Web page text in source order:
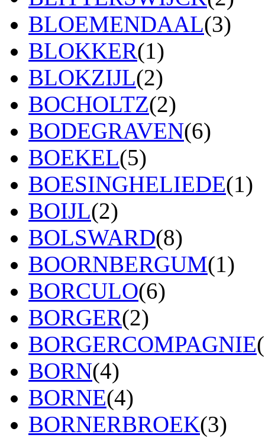
BLOEMENDAAL(3)
BLOKKER(1)
BLOKZIJL(2)
BOCHOLTZ(2)
BODEGRAVEN(6)
BOEKEL(5)
BOESINGHELIEDE(1)
BOIJL(2)
BOLSWARD(8)
BOORNBERGUM(1)
BORCULO(6)
BORGER(2)
BORGERCOMPAGNIE
BORN(4)
BORNE(4)
BORNERBROEK(3)